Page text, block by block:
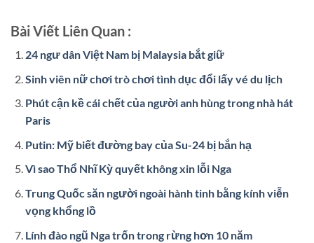
Bài Viết Liên Quan :
24 ngư dân Việt Nam bị Malaysia bắt giữ
Sinh viên nữ chơi trò chơi tình dục đổi lấy vé du lịch
Phút cận kề cái chết của người anh hùng trong nhà hát
Paris
Putin: Mỹ biết đường bay của Su-24 bị bắn hạ
Vì sao Thổ Nhĩ Kỳ quyết không xin lỗi Nga
Trung Quốc săn người ngoài hành tinh bằng kính viễn
vọng khổng lồ
Lính đào ngũ Nga trốn trong rừng hơn 10 năm